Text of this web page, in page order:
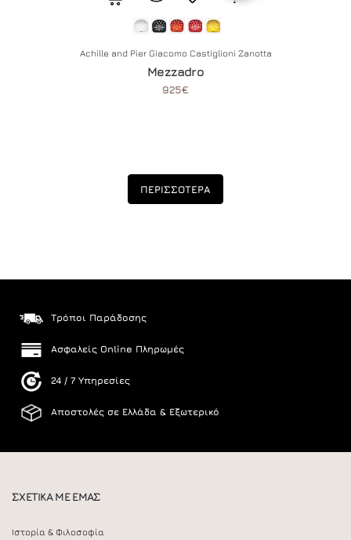
Achille and Pier Giacomo Castiglioni Zanotta
Mezzadro
925€
ΠΕΡΙΣΣΟΤΕΡΑ
Τρόποι Παράδοσης
Ασφαλείς Online Πληρωμές
24 / 7 Υπηρεσίες
Αποστολές σε Ελλάδα & Εξωτερικό
ΣΧΕΤΙΚΑ ΜΕ ΕΜΑΣ
Ιστορία & Φιλοσοφία